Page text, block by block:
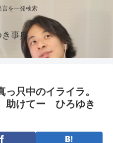
言を一発検索
き事典
っ只中のイライラ。
助けてー ひろゆき